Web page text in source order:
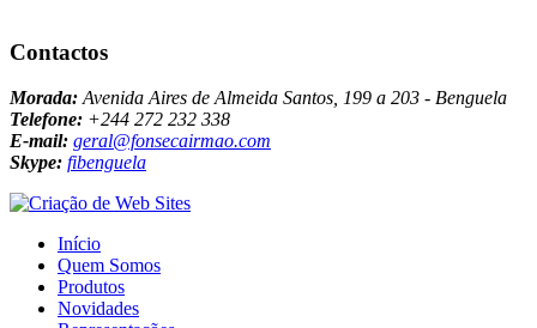
Contactos
Morada: Avenida Aires de Almeida Santos, 199 a 203 - Benguela
Telefone: +244 272 232 338
E-mail: geral@fonsecairmao.com
Skype: fibenguela
Início
Quem Somos
Produtos
Novidades